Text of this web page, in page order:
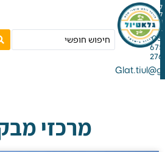
מרכזי מבקרים